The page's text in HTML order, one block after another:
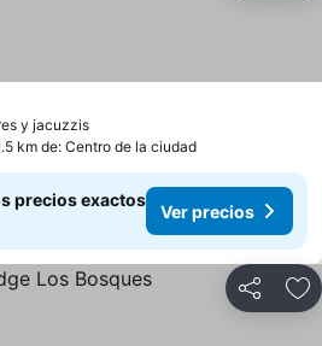
y jacuzzis
km de: Centro de la ciudad
precios exactos
Ver precios
Compartir